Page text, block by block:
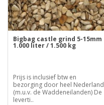
Bigbag castle grind 5-15mm
1.000 liter / 1.500 kg
Prijs is inclusief btw en
bezorging door heel Nederland
(m.u.v. de Waddeneilanden) De
leverti..